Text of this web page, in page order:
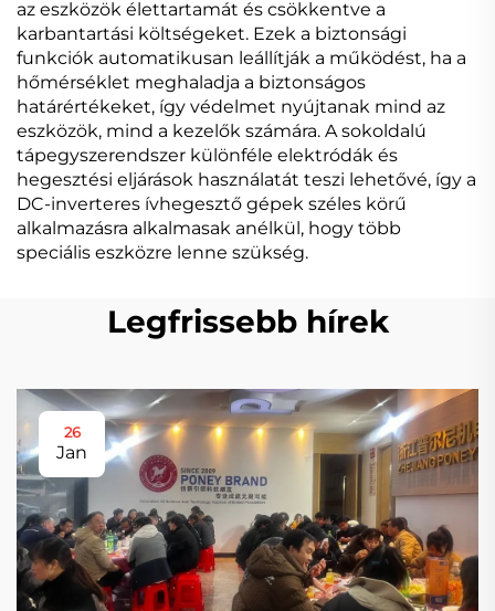
az eszközök élettartamát és csökkentve a
karbantartási költségeket. Ezek a biztonsági
funkciók automatikusan leállítják a működést, ha a
hőmérséklet meghaladja a biztonságos
határértékeket, így védelmet nyújtanak mind az
eszközök, mind a kezelők számára. A sokoldalú
tápegyszerendszer különféle elektródák és
hegesztési eljárások használatát teszi lehetővé, így a
DC-inverteres ívhegesztő gépek széles körű
alkalmazásra alkalmasak anélkül, hogy több
speciális eszközre lenne szükség.
Legfrissebb hírek
26
Jan